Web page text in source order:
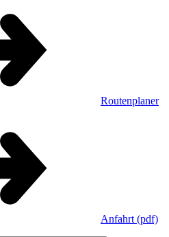
Routenplaner
Anfahrt (pdf)